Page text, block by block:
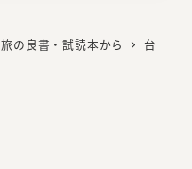
旅の良書・試読本から
台